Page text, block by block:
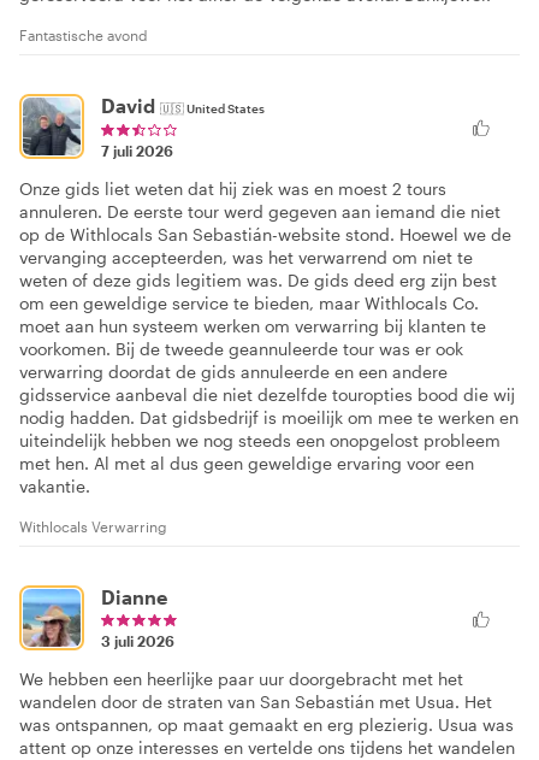
Fantastische avond
David 🇺🇸United States
7 juli 2026
Onze gids liet weten dat hij ziek was en moest 2 tours
annuleren. De eerste tour werd gegeven aan iemand die niet
op de Withlocals San Sebastián-website stond. Hoewel we de
vervanging accepteerden, was het verwarrend om niet te
weten of deze gids legitiem was. De gids deed erg zijn best
om een geweldige service te bieden, maar Withlocals Co.
moet aan hun systeem werken om verwarring bij klanten te
voorkomen. Bij de tweede geannuleerde tour was er ook
verwarring doordat de gids annuleerde en een andere
gidsservice aanbeval die niet dezelfde touropties bood die wij
nodig hadden. Dat gidsbedrijf is moeilijk om mee te werken en
uiteindelijk hebben we nog steeds een onopgelost probleem
met hen. Al met al dus geen geweldige ervaring voor een
vakantie.
Withlocals Verwarring
Dianne
3 juli 2026
We hebben een heerlijke paar uur doorgebracht met het
wandelen door de straten van San Sebastián met Usua. Het
was ontspannen, op maat gemaakt en erg plezierig. Usua was
attent op onze interesses en vertelde ons tijdens het wandelen